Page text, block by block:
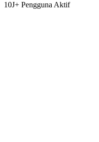
10J+ Pengguna Aktif